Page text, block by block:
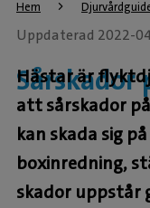
Hem
Sårskador
Uppdaterad 2022-
Hästar är
att sårskador
kan skada sig
boxinredning,
skador uppstår